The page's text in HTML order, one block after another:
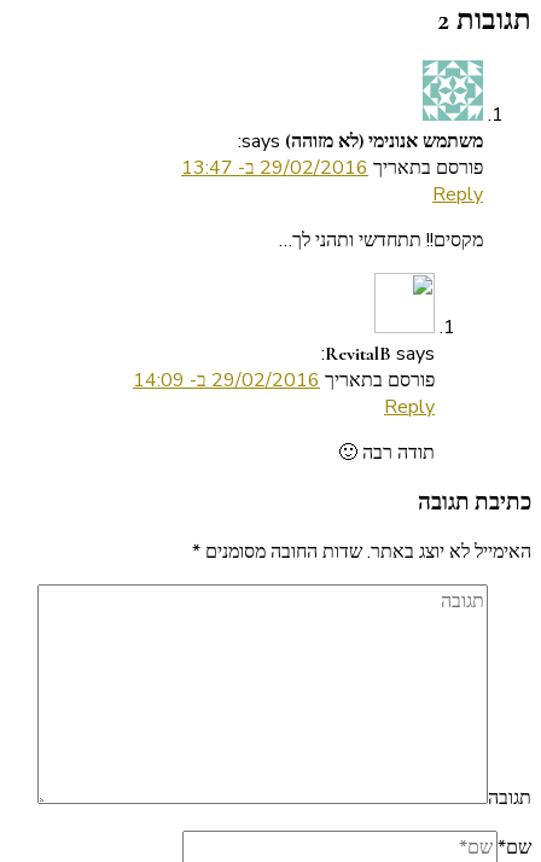
תגובות 2
משתמש אנונימי (לא מזוהה) says:
פורסם בתאריך29/02/2016 ב- 13:47
Reply
מקסים!! תתחדשי ותהני לך…
RevitalB says:
פורסם בתאריך29/02/2016 ב- 14:09
Reply
תודה רבה 🙂
כתיבת תגובה
האימייל לא יוצג באתר.שדות החובה מסומנים *
תגובה
שם*